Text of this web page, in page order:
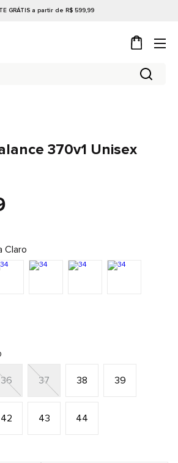
GRÁTIS a partir de R$ 599,99
370v1 Unisex
Claro
36 37 38 39
42 43 44